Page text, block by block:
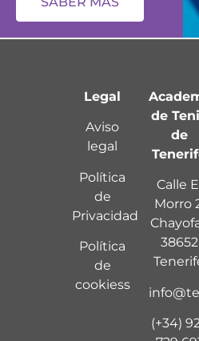
Legal
Aviso
legal
Política
de
Privacidad
Política
de
cookiess
de
de
Calle El
Morro
Chayofa
38652
(+34)